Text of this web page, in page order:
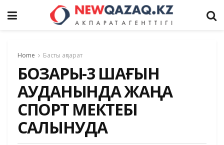
Home Басты ақпарат
БОЗАРЫҚ-3 ШАҒЫН
АУДАНЫНДА ЖАҢА
СПОРТ МЕКТЕБІ
САЛЫНУДА